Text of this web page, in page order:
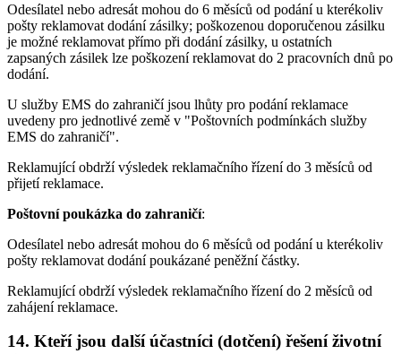
Odesílatel nebo adresát mohou do 6 měsíců od podání u kterékoliv
pošty reklamovat dodání zásilky; poškozenou doporučenou zásilku
je možné reklamovat přímo při dodání zásilky, u ostatních
zapsaných zásilek lze poškození reklamovat do 2 pracovních dnů po
dodání.
U služby EMS do zahraničí jsou lhůty pro podání reklamace
uvedeny pro jednotlivé země v "Poštovních podmínkách služby
EMS do zahraničí".
Reklamující obdrží výsledek reklamačního řízení do 3 měsíců od
přijetí reklamace.
Poštovní poukázka do zahraničí:
Odesílatel nebo adresát mohou do 6 měsíců od podání u kterékoliv
pošty reklamovat dodání poukázané peněžní částky.
Reklamující obdrží výsledek reklamačního řízení do 2 měsíců od
zahájení reklamace.
14. Kteří jsou další účastníci (dotčení) řešení životní